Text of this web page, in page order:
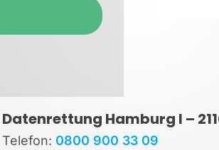
Datenrettung Hamburg I –
Telefon: 0800 900 33 09